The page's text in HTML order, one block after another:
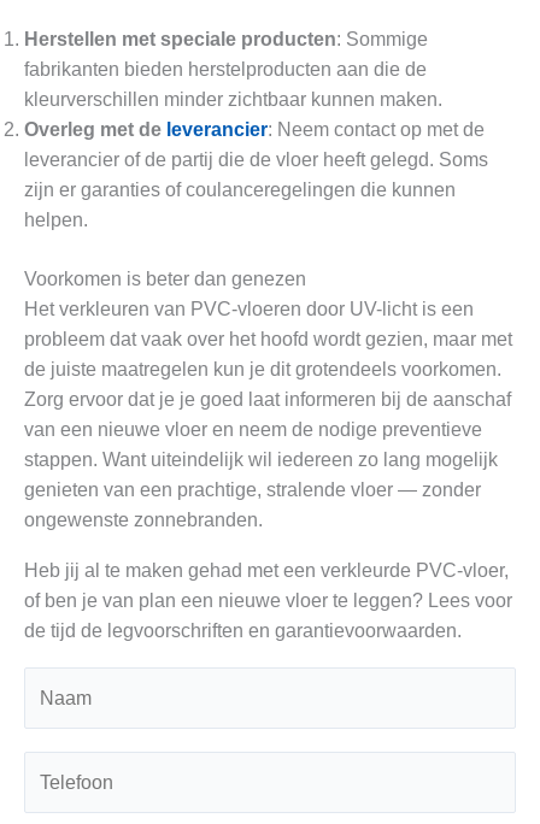
Herstellen met speciale producten: Sommige
fabrikanten bieden herstelproducten aan die de
kleurverschillen minder zichtbaar kunnen maken.
Overleg met de leverancier: Neem contact op met de
leverancier of de partij die de vloer heeft gelegd. Soms
zijn er garanties of coulanceregelingen die kunnen
helpen.
Voorkomen is beter dan genezen
Het verkleuren van PVC-vloeren door UV-licht is een
probleem dat vaak over het hoofd wordt gezien, maar met
de juiste maatregelen kun je dit grotendeels voorkomen.
Zorg ervoor dat je je goed laat informeren bij de aanschaf
van een nieuwe vloer en neem de nodige preventieve
stappen. Want uiteindelijk wil iedereen zo lang mogelijk
genieten van een prachtige, stralende vloer — zonder
ongewenste zonnebranden.
Heb jij al te maken gehad met een verkleurde PVC-vloer,
of ben je van plan een nieuwe vloer te leggen? Lees voor
de tijd de legvoorschriften en garantievoorwaarden.